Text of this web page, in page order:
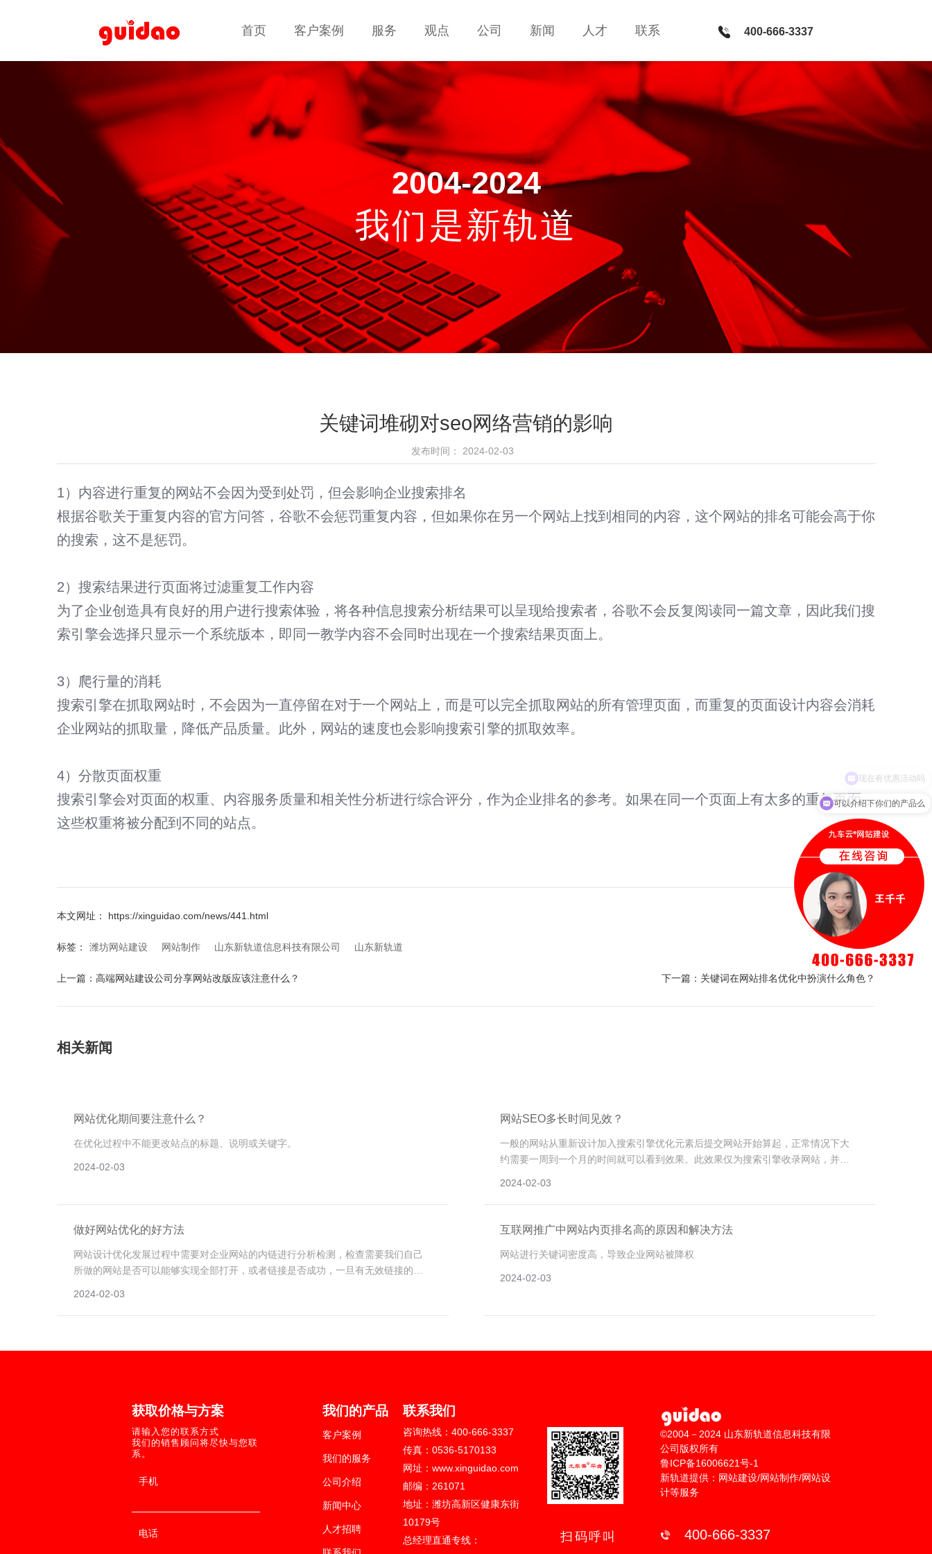
首页 客户案例 服务 观点 公司 新闻 人才 联系
客户案例 观点 公司 新闻 人才
400-666-3337
首页 客户案例 服务 观点 公司 新闻 人才 联系
客户案例 观点 公司 新闻 人才
400-666-3337
高端定制网站建设
品牌官网 · 集团网站 · 营销型网站 · 响应式网站建设 · 电子
商务平台 · 业务系统定制
移动互联网解决方案
手机网站建设 ·APP开发 · H5页面设计开发
新媒体 · 服务
微官网建设 · PC网站和微信平台整合方案 · 微信公众号运
营 · H5社交游戏开发
微官网建设 · PC网站和微信平台整合方案
球商机获取
2004-2024
我们是新轨道
关键词堆砌对seo网络营销的影响
发布时间： 2024-02-03
1）内容进行重复的网站不会因为受到处罚，但会影响企业搜索排名
根据谷歌关于重复内容的官方问答，谷歌不会惩罚重复内容，但如果你在另一个网站上找到相同的内容，这个网站的排名可能会高于你
的搜索，这不是惩罚。
2）搜索结果进行页面将过滤重复工作内容
为了企业创造具有良好的用户进行搜索体验，将各种信息搜索分析结果可以呈现给搜索者，谷歌不会反复阅读同一篇文章，因此我们搜
索引擎会选择只显示一个系统版本，即同一教学内容不会同时出现在一个搜索结果页面上。
3）爬行量的消耗
搜索引擎在抓取网站时，不会因为一直停留在对于一个网站上，而是可以完全抓取网站的所有管理页面，而重复的页面设计内容会消耗
企业网站的抓取量，降低产品质量。此外，网站的速度也会影响搜索引擎的抓取效率。
4）分散页面权重
搜索引擎会对页面的权重、内容服务质量和相关性分析进行综合评分，作为企业排名的参考。如果在同一个页面上有太多的重复页面，
这些权重将被分配到不同的站点。
本文网址： https://xinguidao.com/news/441.html
标签： 潍坊网站建设 网站制作 山东新轨道信息科技有限公司 山东新轨道
上一篇： 高端网站建设公司分享网站改版应该注意什么？ 下一篇： 关键词在网站排名优化中扮演什么角色？
相关新闻
网站优化期间要注意什么？
在优化过程中不能更改站点的标题、说明或关键字。
2024-02-03
网站SEO多长时间见效？
一般的网站从重新设计加入搜索引擎优化元素后提交网站开始算起，正常情况下大
约需要一周到一个月的时间就可以看到效果。此效果仅为搜索引擎收录网站，并有
2024-02-03
做好网站优化的好方法
网站设计优化发展过程中需要对企业网站的内链进行分析检测，检查需要我们自己
所做的网站是否可以能够实现全部打开，或者链接是否成功，一旦有无效链接的
2024-02-03
互联网推广中网站内页排名高的原因和解决方法
网站进行关键词密度高，导致企业网站被降权
2024-02-03
地址：潍坊高新区健康东街10179号
服务热线：400-666-3337
新轨道提供：网站建设/网站制作/网站设计等服务
获取价格与方案
请输入您的联系方式
我们的销售顾问将尽快与您联
系。
手机
电话
我们的产品
客户案例
我们的服务
公司介绍
新闻中心
人才招聘
联系我们
咨询热线：400-666-3337
传真：0536-5170133
网址：www.xinguidao.com
邮编：261071
地址：潍坊高新区健康东街
10179号
总经理直通专线：
扫码呼叫
©2004－2024 山东新轨道信息科技有限
公司版权所有
鲁ICP备16006621号-1
新轨道提供：网站建设/网站制作/网站设
计等服务
400-666-3337
可以介绍下你们的产品么